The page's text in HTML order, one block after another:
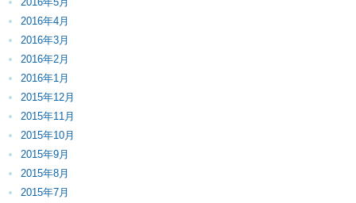
2016年4月
2016年3月
2016年2月
2016年1月
2015年12月
2015年11月
2015年10月
2015年9月
2015年8月
2015年7月